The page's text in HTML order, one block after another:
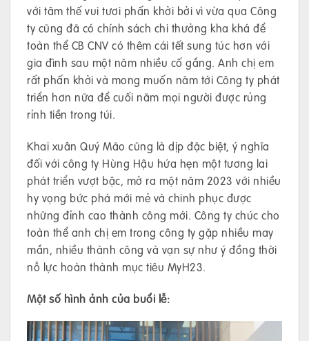
với tâm thế vui tươi phấn khởi bởi vì vừa qua Công
ty cũng đã có chính sách chi thưởng kha khá để
toàn thể CB CNV có thêm cái tết sung túc hơn với
gia đình sau một năm nhiều cố gắng. Anh chị em
rất phấn khởi và mong muốn năm tới Công ty phát
triển hơn nữa để cuối năm mọi người được rủng
rỉnh tiền trong túi.
Khai xuân Quý Mão cũng là dịp đặc biệt, ý nghĩa
đối với công ty Hùng Hậu hứa hẹn một tương lai
phát triển vượt bậc, mở ra một năm 2023 với nhiều
hy vọng bức phá mới mẻ và chinh phục được
những đỉnh cao thành công mới. Công ty chúc cho
toàn thể anh chị em trong công ty gặp nhiều may
mắn, nhiều thành công và vạn sự như ý đồng thời
nỗ lực hoàn thành mục tiêu MyH23.
Một số hình ảnh của buổi lễ: